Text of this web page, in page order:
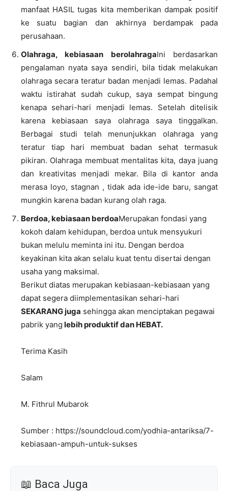
manfaat HASIL tugas kita memberikan dampak positif
ke suatu bagian dan akhirnya berdampak pada
perusahaan.
Olahraga, kebiasaan berolahragaIni berdasarkan
pengalaman nyata saya sendiri, bila tidak melakukan
olahraga secara teratur badan menjadi lemas. Padahal
waktu istirahat sudah cukup, saya sempat bingung
kenapa sehari-hari menjadi lemas. Setelah ditelisik
karena kebiasaan saya olahraga saya tinggalkan.
Berbagai studi telah menunjukkan olahraga yang
teratur tiap hari membuat badan sehat termasuk
pikiran. Olahraga membuat mentalitas kita, daya juang
dan kreativitas menjadi mekar. Bila di kantor anda
merasa loyo, stagnan , tidak ada ide-ide baru, sangat
mungkin karena badan kurang olah raga.
Berdoa, kebiasaan berdoaMerupakan fondasi yang
kokoh dalam kehidupan, berdoa untuk mensyukuri
bukan melulu meminta ini itu. Dengan berdoa
keyakinan kita akan selalu kuat tentu disertai dengan
usaha yang maksimal.
Berikut diatas merupakan kebiasaan-kebiasaan yang
dapat segera diimplementasikan sehari-hari
SEKARANG juga sehingga akan menciptakan pegawai
pabrik yang lebih produktif dan HEBAT.
Terima Kasih
Salam
M. Fithrul Mubarok
Sumber : https://soundcloud.com/yodhia-antariksa/7-
kebiasaan-ampuh-untuk-sukses
📖 Baca Juga